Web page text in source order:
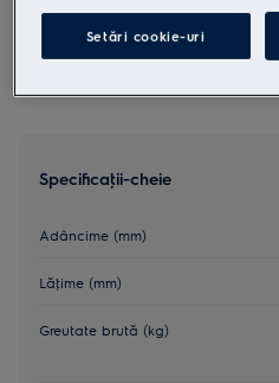
Specificaţii-cheie
Adâncime (mm)
Lăţime (mm)
Greutate brută (kg)
Setări cookie-uri